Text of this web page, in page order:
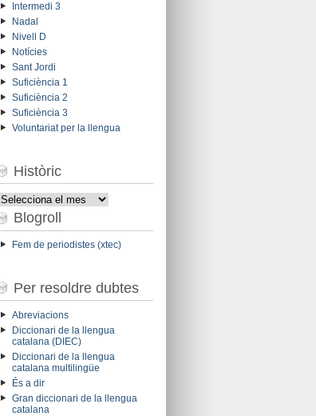
Intermedi 3
Nadal
Nivell D
Notícies
Sant Jordi
Suficiència 1
Suficiència 2
Suficiència 3
Voluntariat per la llengua
Històric
Històric
Blogroll
Fem de periodistes (xtec)
Per resoldre dubtes
Abreviacions
Diccionari de la llengua
catalana (DIEC)
Diccionari de la llengua
catalana multilingüe
És a dir
Gran diccionari de la llengua
catalana